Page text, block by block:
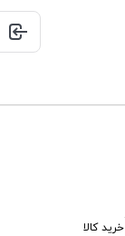
خرید کالا